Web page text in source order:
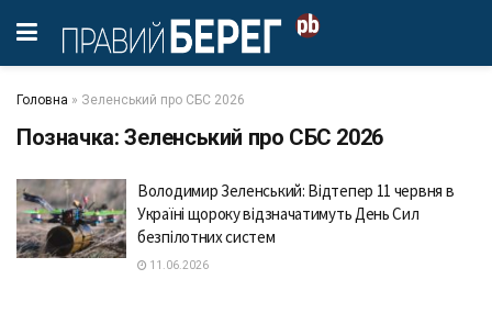
Головна » Зеленський про СБС 2026
Позначка: Зеленський про СБС 2026
Володимир Зеленський: Відтепер 11 червня в
Україні щороку відзначатимуть День Сил
безпілотних систем
11.06.2026